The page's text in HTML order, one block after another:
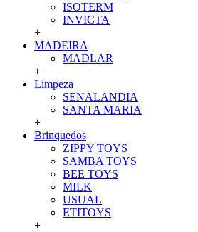
ISOTERM
INVICTA
+
MADEIRA
MADLAR
+
Limpeza
SENALANDIA
SANTA MARIA
+
Brinquedos
ZIPPY TOYS
SAMBA TOYS
BEE TOYS
MILK
USUAL
ETITOYS
+